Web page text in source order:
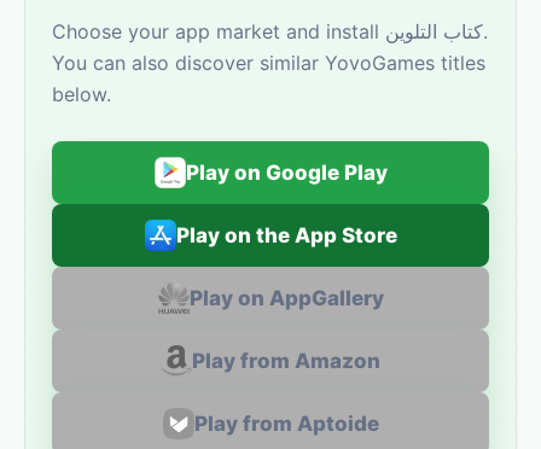
Choose your app market and install كتاب التلوين.
You can also discover similar YovoGames titles
below.
Play on Google Play
Play on the App Store
Play on AppGallery
Play from Amazon
Play from Aptoide